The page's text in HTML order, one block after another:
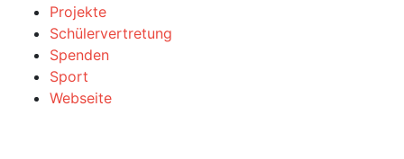
Projekte
Schülervertretung
Spenden
Sport
Webseite